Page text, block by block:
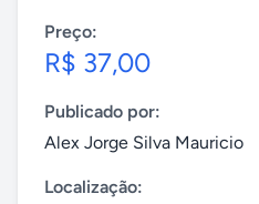
Preço:
R$ 37,00
Publicado por:
Alex Jorge Silva Mauricio
Localização: